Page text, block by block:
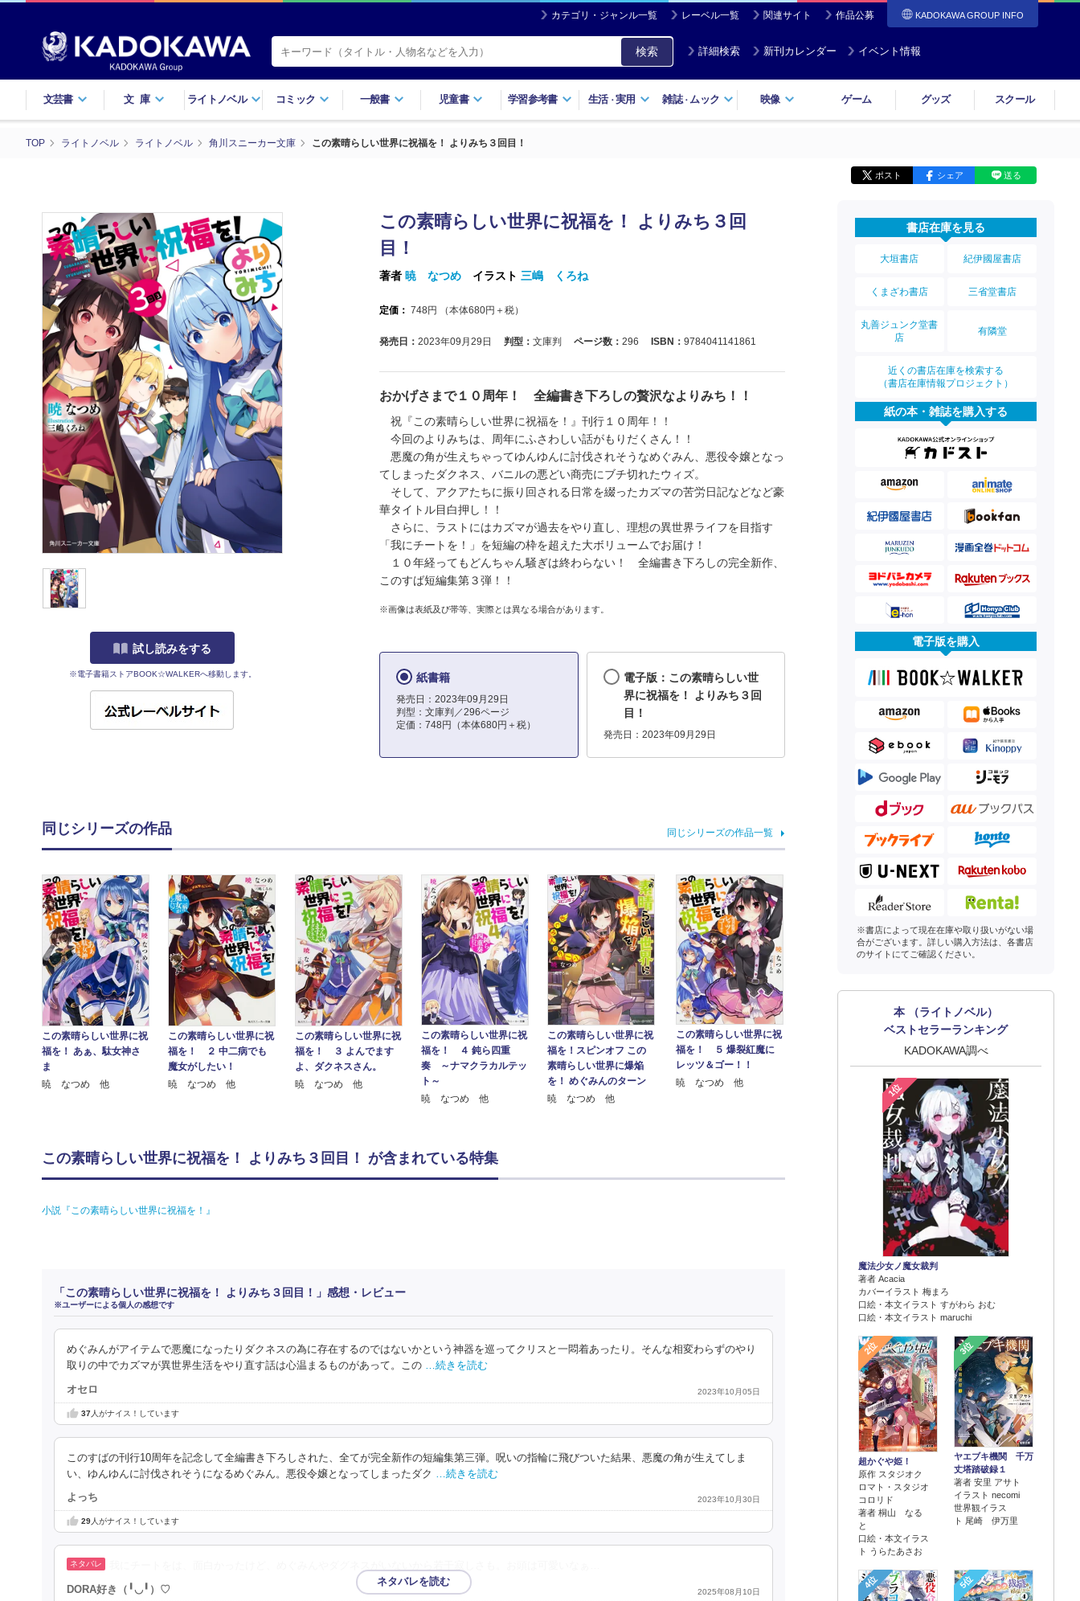
カテゴリ・ジャンル一覧 レーベル一覧 関連サイト 作品公募 KADOKAWA GROUP INFO
検索 詳細検索 新刊カレンダー イベント情報
文芸書 文庫 ライトノベル コミック 一般書 児童書 学習参考書 生活・実用 雑誌・ ムック 映像 ゲーム グッズ スクール
TOP ライトノベル ライトノベル 角川スニーカー文庫 この素晴らしい世界に祝福を！ よりみち３回目！
ポスト シェア 送る
試し読みをする
※電子書籍ストアBOOK☆WALKERへ移動します。
この素晴らしい世界に祝福を！ よりみち３回
目！
著者 暁 なつめ イラスト 三嶋 くろね
定価： 748円 （本体680円＋税）
発売日： 2023年09月29日 判型： 文庫判 ページ数： 296 ISBN： 9784041141861
おかげさまで１０周年！ 全編書き下ろしの贅沢なよりみち！！
祝『この素晴らしい世界に祝福を！』刊行１０周年！！
今回のよりみちは、周年にふさわしい話がもりだくさん！！
悪魔の角が生えちゃってゆんゆんに討伐されそうなめぐみん、悪役令嬢となっ
てしまったダクネス、バニルの悪どい商売にブチ切れたウィズ。
そして、アクアたちに振り回される日常を綴ったカズマの苦労日記などなど豪
華タイトル目白押し！！
さらに、ラストにはカズマが過去をやり直し、理想の異世界ライフを目指す
「我にチートを！」を短編の枠を超えた大ボリュームでお届け！
１０年経ってもどんちゃん騒ぎは終わらない！ 全編書き下ろしの完全新作、
このすば短編集第３弾！！
※画像は表紙及び帯等、実際とは異なる場合があります。
紙書籍
発売日：2023年09月29日
判型：文庫判／296ページ
定価：748円（本体680円＋税）
電子版：この素晴らしい世
界に祝福を！ よりみち３回
目！
発売日：2023年09月29日
同じシリーズの作品 同じシリーズの作品一覧
この素晴らしい世界に祝
福を！ あぁ、駄女神さ
ま
暁 なつめ 他
この素晴らしい世界に祝
福を！ ２ 中二病でも
魔女がしたい！
暁 なつめ 他
この素晴らしい世界に祝
福を！ ３ よんでます
よ、ダクネスさん。
暁 なつめ 他
この素晴らしい世界に祝
福を！ ４ 鈍ら四重
奏 ～ナマクラカルテッ
ト～
暁 なつめ 他
この素晴らしい世界に祝
福を！スピンオフ この
素晴らしい世界に爆焔
を！ めぐみんのターン
暁 なつめ 他
この素晴らしい世界に祝
福を！ ５ 爆裂紅魔に
レッツ＆ゴー！！
暁 なつめ 他
この素晴らしい世界に祝福を！ よりみち３回目！ が含まれている特集
小説『この素晴らしい世界に祝福を！』
「この素晴らしい世界に祝福を！ よりみち３回目！」感想・レビュー
※ユーザーによる個人の感想です
めぐみんがアイテムで悪魔になったりダクネスの為に存在するのではないかという神器を巡ってクリスと一悶着あったり。そんな相変わらずのやり
取りの中でカズマが異世界生活をやり直す話は心温まるものがあって。この …続きを読む
オセロ 2023年10月05日
37人がナイス！しています
このすばの刊行10周年を記念して全編書き下ろしされた、全てが完全新作の短編集第三弾。呪いの指輪に飛びついた結果、悪魔の角が生えてしま
い、ゆんゆんに討伐されそうになるめぐみん。悪役令嬢となってしまったダク
…続きを読む
よっち 2023年10月30日
29人がナイス！しています
DORA好き（╹◡╹）♡ 2025年08月10日
書店在庫を見る
大垣書店 紀伊國屋書店
くまざわ書店 三省堂書店
丸善ジュンク堂書
店
有隣堂
近くの書店在庫を検索する
（書店在庫情報プロジェクト）
紙の本・雑誌を購入する
電子版を購入
※書店によって現在在庫や取り扱いがない場
合がございます。詳しい購入方法は、各書店
のサイトにてご確認ください。
本 （ライトノベル）
ベストセラーランキング
KADOKAWA調べ
1位
魔法少女ノ魔女裁判
著者 Acacia
カバーイラスト 梅まろ
口絵・本文イラスト すがわら おむ
口絵・本文イラスト maruchi
2位
超かぐや姫！
原作 スタジオク
ロマト・スタジオ
コロリド
著者 桐山 なる
と
口絵・本文イラス
ト うらたあさお
3位
ヤエブキ機関 千万
丈塔踏破録１
著者 安里 アサト
イラスト necomi
世界観イラス
ト 尾崎 伊万里
4位 5位